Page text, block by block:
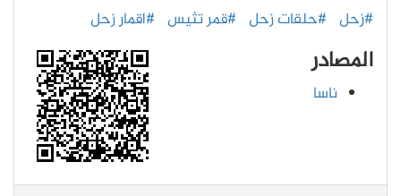
#زحل #حلقات زحل #قمر تثيس #اقمار زحل
المصادر
ناسا